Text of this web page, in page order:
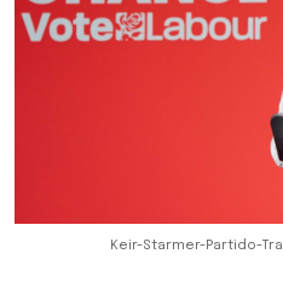
Keir-Starmer-Partido-